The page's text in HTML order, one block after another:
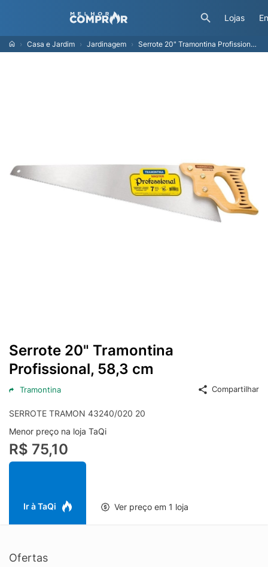
Lojas
Casa e Jardim Jardinagem Serrote 20" Tramontina Profissional, 58,3 cm
Serrote 20" Tramontina
Profissional, 58,3 cm
Tramontina Compartilhar
SERROTE TRAMON 43240/020 20
Menor preço na loja TaQi
R$ 75,10
Ir à TaQi Ver preço em 1 loja
Ofertas